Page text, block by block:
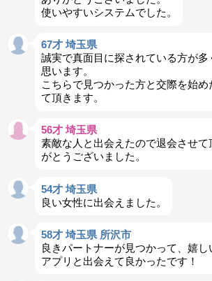
使いやすいシステムでした。
67才 埼玉県
誠実で真面目に探されている方が多
思います。
こちらで見つかった方と交際を始
て頂きます。
56才 埼玉県
素敵な人と出会えたので退会させて
がとうございました。
54才 埼玉県
良い女性に出会えました。
58才 埼玉県 所沢市
良きパートナーが見つかって、嬉し
アプリと出会えて良かったです！